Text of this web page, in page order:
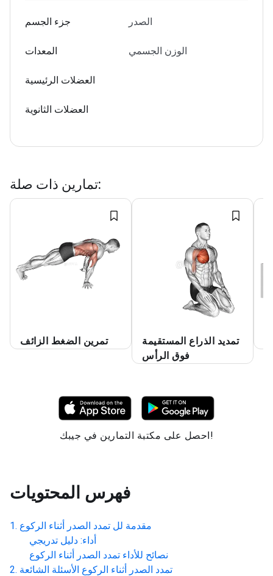
جزء الجسم الصدر
المعدات الوزن الجسمي
العضلات الرئيسية
العضلات الثانوية
تمارين ذات صلة:
تمرين الضغط الزائف
تمديد الذراع المستقيمة
فوق الرأس
احصل على مكتبة التمارين في جيبك!
فهرس المحتويات
مقدمة لل تمدد الصدر أثناء الركوع
أداء: دليل تدريجي
نصائح للأداء تمدد الصدر أثناء الركوع
تمدد الصدر أثناء الركوع الأسئلة الشائعة